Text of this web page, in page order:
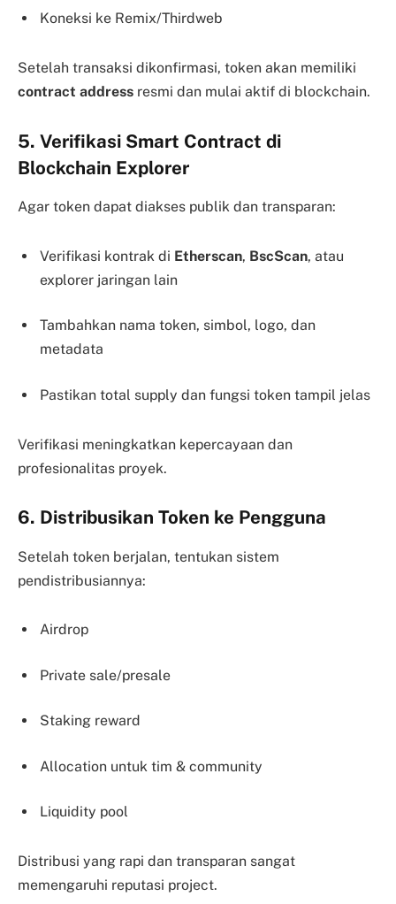
Koneksi ke Remix/Thirdweb
Setelah transaksi dikonfirmasi, token akan memiliki
contract address resmi dan mulai aktif di blockchain.
5. Verifikasi Smart Contract di
Blockchain Explorer
Agar token dapat diakses publik dan transparan:
Verifikasi kontrak di Etherscan, BscScan, atau
explorer jaringan lain
Tambahkan nama token, simbol, logo, dan
metadata
Pastikan total supply dan fungsi token tampil jelas
Verifikasi meningkatkan kepercayaan dan
profesionalitas proyek.
6. Distribusikan Token ke Pengguna
Setelah token berjalan, tentukan sistem
pendistribusiannya:
Airdrop
Private sale/presale
Staking reward
Allocation untuk tim & community
Liquidity pool
Distribusi yang rapi dan transparan sangat
memengaruhi reputasi project.